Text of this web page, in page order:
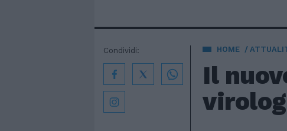
HOME
Il
Condividi: